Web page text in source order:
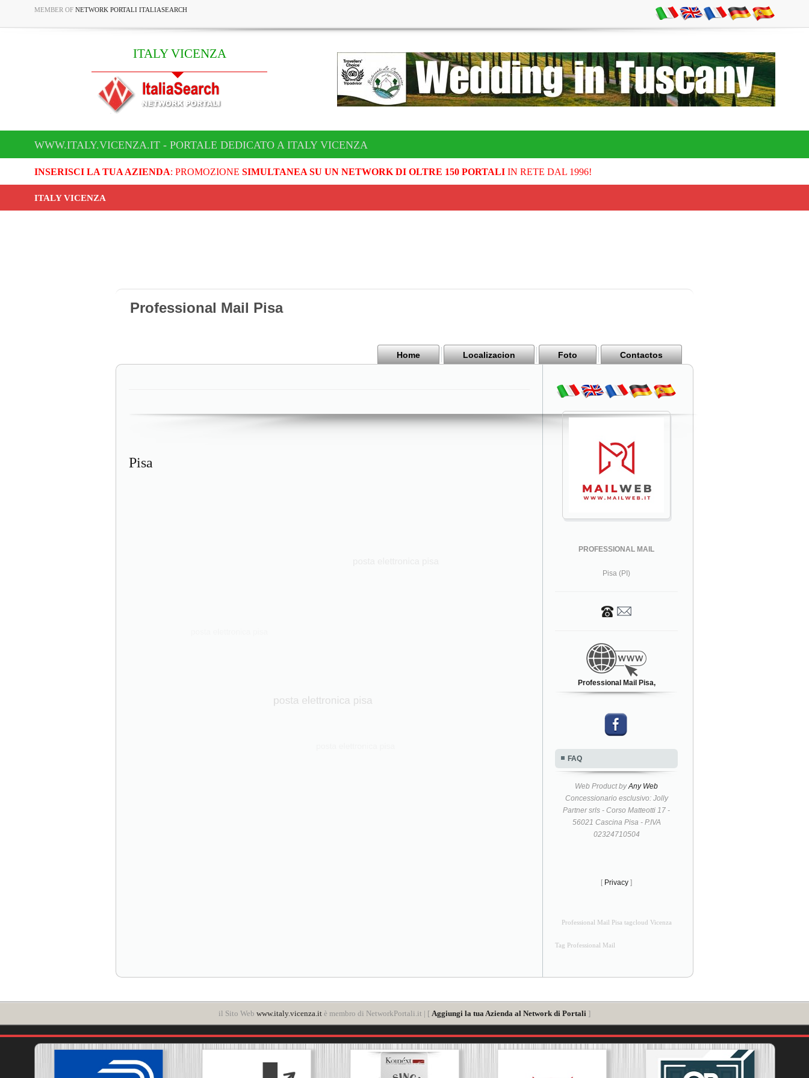
MEMBER OF NETWORK PORTALI ITALIASEARCH
ITALY VICENZA
WWW.ITALY.VICENZA.IT - PORTALE DEDICATO A ITALY VICENZA
INSERISCI LA TUA AZIENDA: PROMOZIONE SIMULTANEA SU UN NETWORK DI OLTRE 150 PORTALIIN RETE DAL 1996!
ITALY VICENZA
Professional Mail Pisa
Home Localizacion Foto Contactos
Pisa
PROFESSIONAL MAIL
Pisa (PI)
Professional Mail Pisa,
FAQ
Web Product byAny Web
Concessionario esclusivo: Jolly
Partner srls - Corso Matteotti 17 -
56021 Cascina Pisa - P.IVA
02324710504
[ Privacy ]
Professional Mail Pisa tagcloud Vicenza
Tag Professional Mail
il Sito Web www.italy.vicenza.it è membro di NetworkPortali.it | [ Aggiungi la tua Azienda al Network di Portali ]